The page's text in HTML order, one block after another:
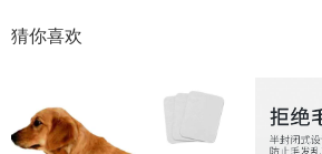
猜你喜欢